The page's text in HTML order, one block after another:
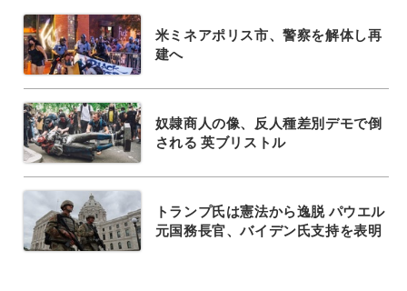
米ミネアポリス市、警察を解体し再
建へ
奴隷商人の像、反人種差別デモで倒
される 英ブリストル
トランプ氏は憲法から逸脱 パウエル
元国務長官、バイデン氏支持を表明